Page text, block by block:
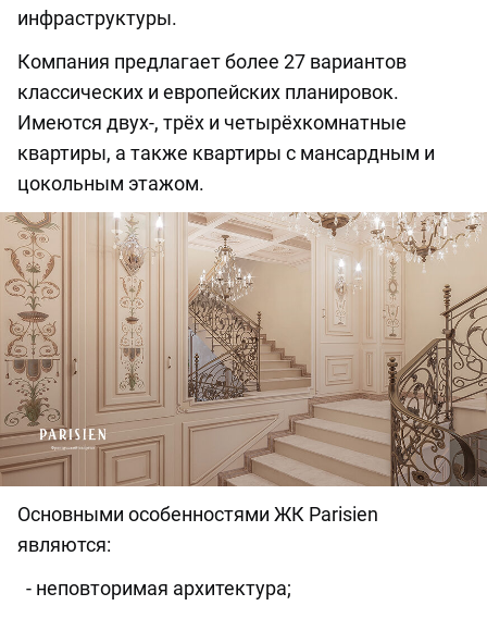
инфраструктуры.
Компания предлагает более 27 вариантов
классических и европейских планировок.
Имеются двух-, трёх и четырёхкомнатные
квартиры, а также квартиры с мансардным и
цокольным этажом.
Основными особенностями ЖК Parisien
являются:
- неповторимая архитектура;